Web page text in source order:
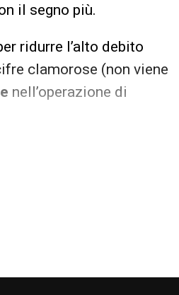
il segno più.
ridurre l’alto debito
clamorose (non viene
nell’operazione di